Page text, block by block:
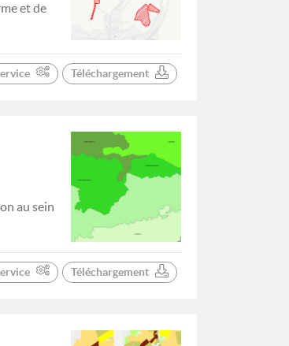
et de
Téléchargement
au sein
Téléchargement